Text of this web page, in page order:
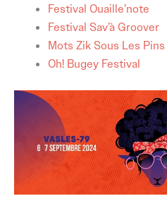
Festival Ouaille’note
Festival Sav’à Groover
Mots Zik Sous Les Pins
Oh! Bugey Festival